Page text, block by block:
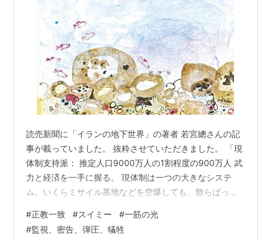
読売新聞に「イランの地下世界」の著者 若宮總さんの記
事が載っていました。 抜粋させていただきました。 「現
体制支持派： 推定人口9000万人の1割程度の900万人 武
力と経済を一手に握る。 現体制は一つの大きなシステ
ム。いくらミサイル基地などを空爆しても、散らばって
た政治に不信感が募ることで、宗教の権威も失墜してし
まう。 一般国民の思い： 監視、密告、弾圧、犠牲、を強
#正教一致 #スイミー #一筋の光
#監視、密告、弾圧、犠牲